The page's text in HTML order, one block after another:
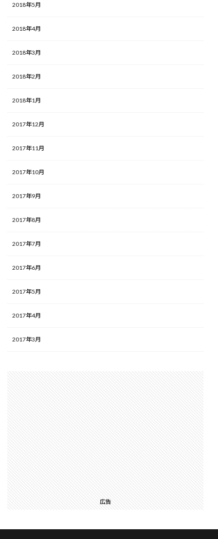
2018年5月
2018年4月
2018年3月
2018年2月
2018年1月
2017年12月
2017年11月
2017年10月
2017年9月
2017年8月
2017年7月
2017年6月
2017年5月
2017年4月
2017年3月
広告